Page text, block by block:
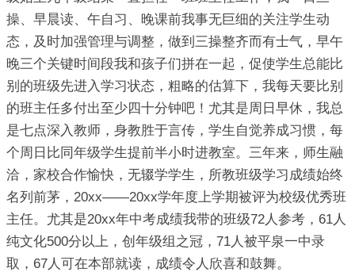
操、早晨读、午自习、晚课前我事无巨细的关注学生动
态，及时加强管理与调整，做到三操整齐而有士气，早午
晚三个关键时间段我和孩子们拼在一起，促使学生总能比
别的班级先进入学习状态，粗略的估算下，我每天要比别
的班主任多付出至少四十分钟吧！尤其是周日早休，我总
是七点深入教师，身教胜于言传，学生自觉养成习惯，每
个周日比同年级学生提前半小时进教室。三年来，师生融
洽，家校合作愉快，无辍学学生，所教班级学习成绩始终
名列前茅，20xx——20xx学年度上学期被评为校级优秀班
主任。尤其是20xx年中考成绩我带的班级72人参考，61人
纯文化500分以上，创年级组之冠，71人被平泉一中录
取，67人可在本部就读，成绩令人欣喜和鼓舞。